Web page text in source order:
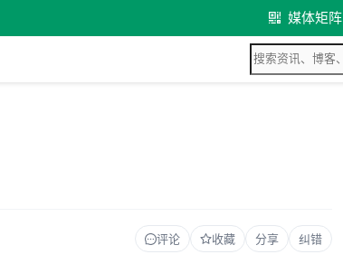
媒体矩阵
评论 收藏 分享 纠错